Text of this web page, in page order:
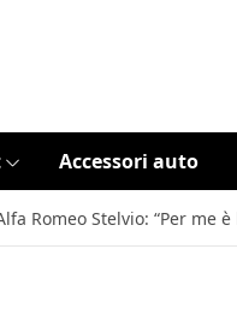
Accessori auto
Romeo Stelvio: “Per me è